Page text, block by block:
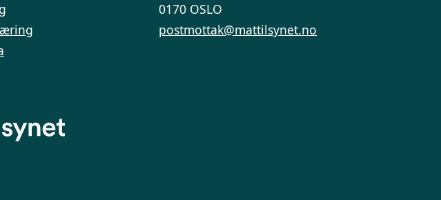
0170 OSLO
postmottak@mattilsynet.no